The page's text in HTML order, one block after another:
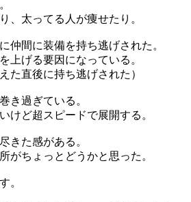
、太ってる人が痩せたり。
仲間に装備を持ち逃げされた。
上げる要因になっている。
た直後に持ち逃げされた）
き過ぎている。
けど超スピードで展開する。
きた感がある。
がちょっとどうかと思った。
。